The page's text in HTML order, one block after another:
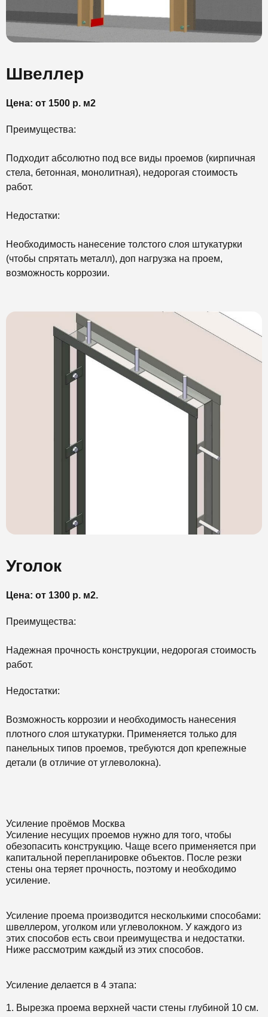
Швеллер
Цена: от 1500 р. м2
Преимущества:
Подходит абсолютно под все виды проемов (кирпичная
стела, бетонная, монолитная), недорогая стоимость
работ.
Недостатки:
Необходимость нанесение толстого слоя штукатурки
(чтобы спрятать металл), доп нагрузка на проем,
возможность коррозии.
Уголок
Цена: от 1300 р. м2.
Преимущества:
Надежная прочность конструкции, недорогая стоимость
работ.
Недостатки:
Возможность коррозии и необходимость нанесения
плотного слоя штукатурки. Применяется только для
панельных типов проемов, требуются доп крепежные
детали (в отличие от углеволокна).
Усиление проёмов Москва
Усиление несущих проемов нужно для того, чтобы
обезопасить конструкцию. Чаще всего применяется при
капитальной перепланировке объектов. После резки
стены она теряет прочность, поэтому и необходимо
усиление.
Усиление проема производится несколькими способами:
швеллером, уголком или углеволокном. У каждого из
этих способов есть свои преимущества и недостатки.
Ниже рассмотрим каждый из этих способов.
Усиление делается в 4 этапа:
1. Вырезка проема верхней части стены глубиной 10 см.